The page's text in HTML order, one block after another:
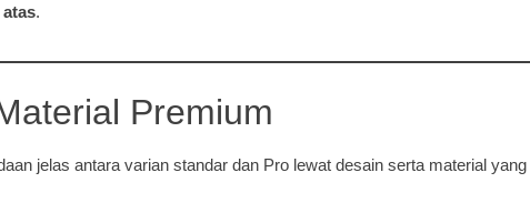
.
Premium
jelas antara varian standar dan Pro lewat desain serta material yang